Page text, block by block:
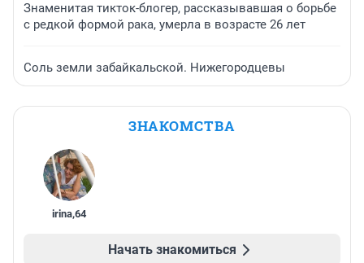
Знаменитая тикток-блогер, рассказывавшая о борьбе
с редкой формой рака, умерла в возрасте 26 лет
Соль земли забайкальской. Нижегородцевы
ЗНАКОМСТВА
irina,64
Начать знакомиться